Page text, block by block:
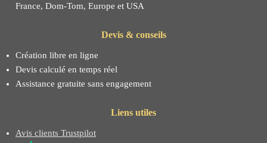
France, Dom-Tom, Europe et USA
Devis & conseils
Création libre en ligne
Devis calculé en temps réel
Assistance gratuite sans engagement
Liens utiles
Avis clients Trustpilot